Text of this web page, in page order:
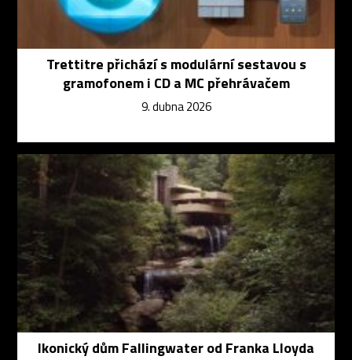
Trettitre přichází s modulární sestavou s
gramofonem i CD a MC přehrávačem
9. dubna 2026
Ikonický dům Fallingwater od Franka Lloyda